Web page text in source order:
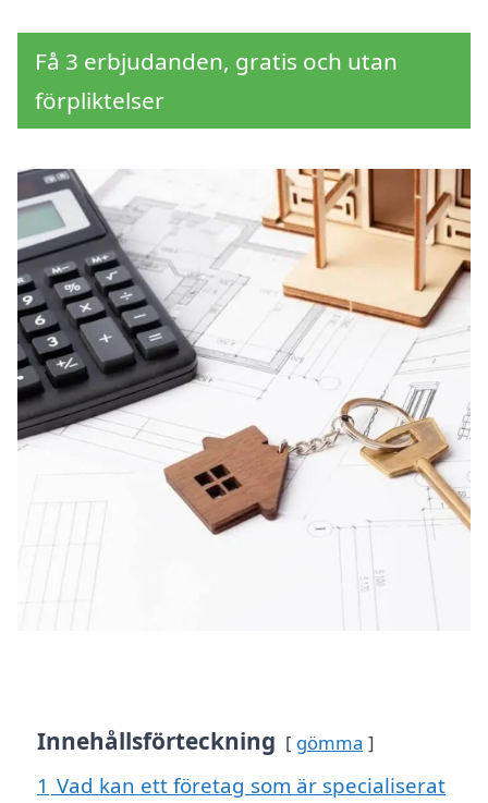
Få 3 erbjudanden, gratis och utan
förpliktelser
Innehållsförteckning gömma
1 Vad kan ett företag som är specialiserat